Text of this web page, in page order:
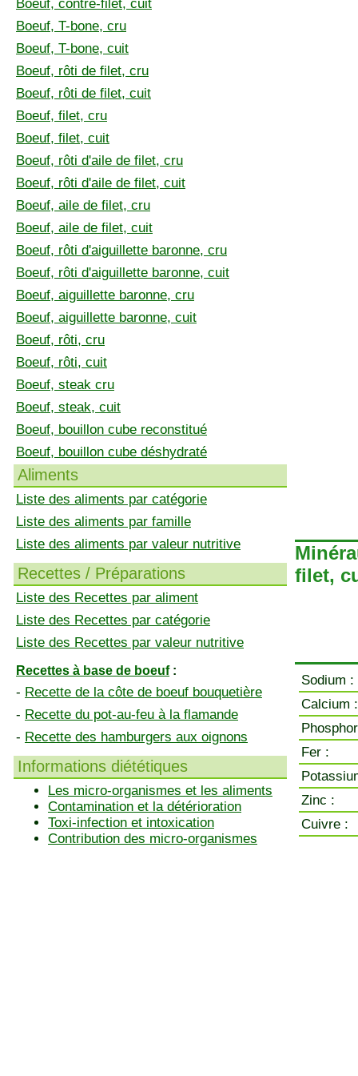
Boeuf, contre-filet, cuit
Boeuf, T-bone, cru
Boeuf, T-bone, cuit
Boeuf, rôti de filet, cru
Boeuf, rôti de filet, cuit
Boeuf, filet, cru
Boeuf, filet, cuit
Boeuf, rôti d'aile de filet, cru
Boeuf, rôti d'aile de filet, cuit
Boeuf, aile de filet, cru
Boeuf, aile de filet, cuit
Boeuf, rôti d'aiguillette baronne, cru
Boeuf, rôti d'aiguillette baronne, cuit
Boeuf, aiguillette baronne, cru
Boeuf, aiguillette baronne, cuit
Boeuf, rôti, cru
Boeuf, rôti, cuit
Boeuf, steak cru
Boeuf, steak, cuit
Boeuf, bouillon cube reconstitué
Boeuf, bouillon cube déshydraté
Aliments
Liste des aliments par catégorie
Liste des aliments par famille
Liste des aliments par valeur nutritive
Recettes / Préparations
Liste des Recettes par aliment
Liste des Recettes par catégorie
Liste des Recettes par valeur nutritive
Recettes à base de boeuf:
- Recette de la côte de boeuf bouquetière
- Recette du pot-au-feu à la flamande
- Recette des hamburgers aux oignons
Informations diététiques
Les micro-organismes et les aliments
Contamination et la détérioration
Toxi-infection et intoxication
Contribution des micro-organismes
filet,
Sodium :
Calcium :
Fer :
Zinc :
Cuivre :